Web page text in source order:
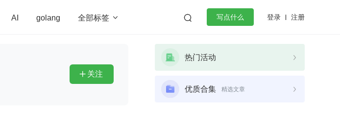
AI golang 全部标签   写点什么 登录 注册
redis
 关注
热门活动
优质合集 精选文章